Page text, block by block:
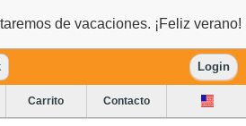
de vacaciones. ¡Feliz verano!
Login
Carrito Contacto